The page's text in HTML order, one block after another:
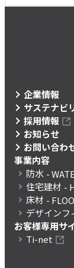
企業情報
サステナビ
採用情報
お知らせ
お問い合わ
事業内容
防水 -
住宅建材 -
床材 -
デザインフ
お客様専用サ
Ti-net